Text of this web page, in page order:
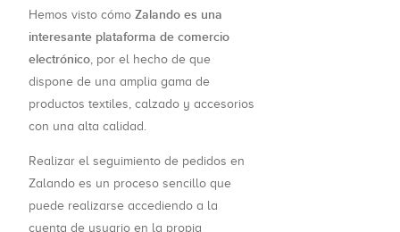
Hemos visto cómo Zalando es una
interesante plataforma de comercio
electrónico , por el hecho de que
dispone de una amplia gama de
productos textiles, calzado y accesorios
con una alta calidad.
Realizar el seguimiento de pedidos en
Zalando es un proceso sencillo que
puede realizarse accediendo a la
cuenta de usuario en la propia